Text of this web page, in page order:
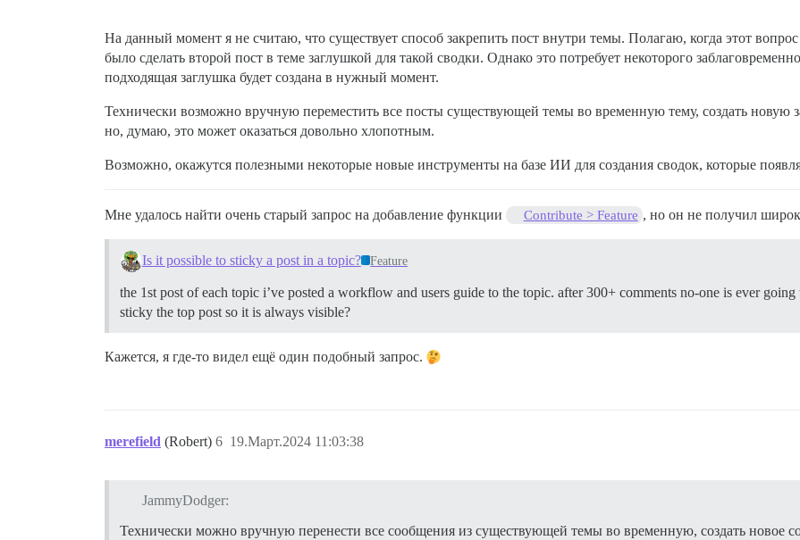
На данный момент я не считаю, что существует способ закрепить пост внутри темы. Полагаю, когда этот
было сделать второй пост в теме заглушкой для такой сводки. Однако это потребует некоторого
подходящая заглушка будет создана в нужный момент.
Технически возможно вручную переместить все посты существующей темы во временную тему, создать новую
но, думаю, это может оказаться довольно хлопотным.
Возможно, окажутся полезными некоторые новые инструменты на базе ИИ для создания сводок, которые
Мне удалось найти очень старый запрос на добавление функции Contribute > Feature , но он не получил
Is it possible to sticky a post in a topic? Feature
the 1st post of each topic i’ve posted a workflow and users guide to the topic. after 300+ comments no-one is ever
sticky the top post so it is always visible?
Кажется, я где-то видел ещё один подобный запрос.
merefield (Robert) 19.Март.2024 11:03:38
6
JammyDodger:
Технически можно вручную перенести все сообщения из существующей темы во временную, создать новое